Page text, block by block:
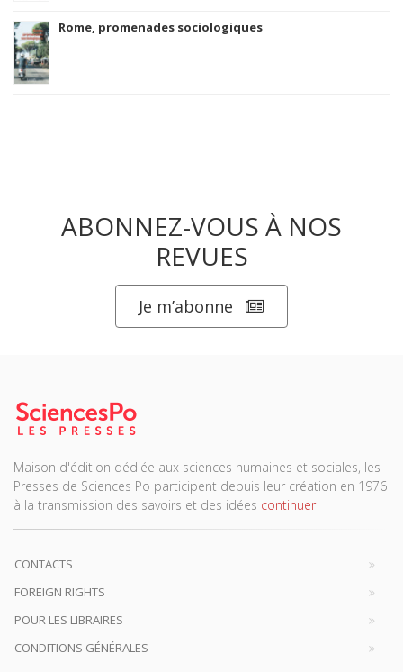
Rome, promenades sociologiques
ABONNEZ-VOUS À NOS
REVUES
Je m’abonne
Maison d'édition dédiée aux sciences humaines et sociales, les
Presses de Sciences Po participent depuis leur création en 1976
à la transmission des savoirs et des idées continuer
CONTACTS
FOREIGN RIGHTS
POUR LES LIBRAIRES
CONDITIONS GÉNÉRALES